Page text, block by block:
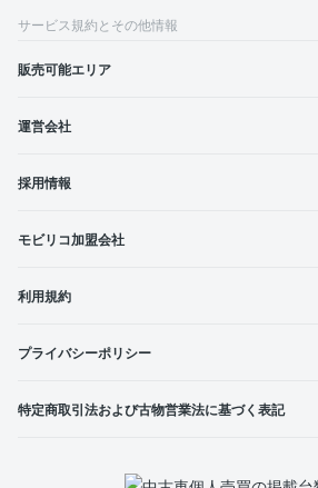
サービス規約とその他情報
販売可能エリア
運営会社
採用情報
モビリコ加盟会社
利用規約
プライバシーポリシー
特定商取引法および古物営業法に基づく表記